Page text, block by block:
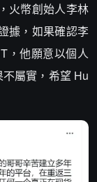
火幣創始人李林
據，如果確認李
，他願意以個人
屬實，希望 Hu